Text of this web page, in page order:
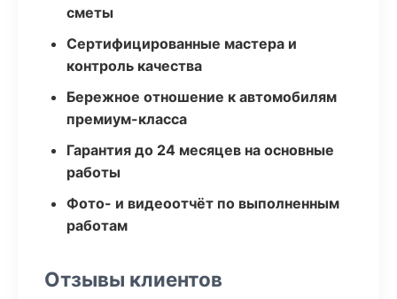
сметы
Сертифицированные мастера и
контроль качества
Бережное отношение к автомобилям
премиум-класса
Гарантия до 24 месяцев на основные
работы
Фото- и видеоотчёт по выполненным
работам
Отзывы клиентов